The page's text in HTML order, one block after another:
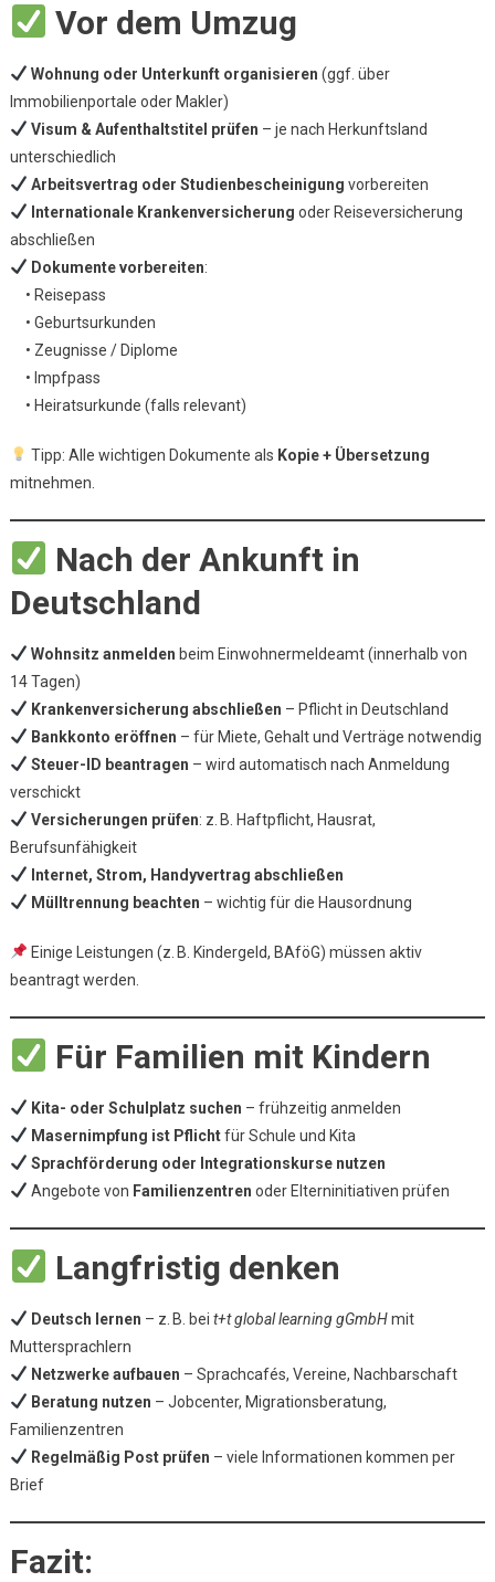
Vor dem Umzug
Wohnung oder Unterkunft organisieren (ggf. über
Immobilienportale oder Makler)
Visum & Aufenthaltstitel prüfen – je nach Herkunftsland
unterschiedlich
Arbeitsvertrag oder Studienbescheinigung vorbereiten
Internationale Krankenversicherung oder Reiseversicherung
abschließen
Dokumente vorbereiten:
• Reisepass
• Geburtsurkunden
• Zeugnisse / Diplome
• Impfpass
• Heiratsurkunde (falls relevant)
Tipp: Alle wichtigen Dokumente als Kopie + Übersetzung
mitnehmen.
Nach der Ankunft in
Deutschland
Wohnsitz anmelden beim Einwohnermeldeamt (innerhalb von
14 Tagen)
Krankenversicherung abschließen – Pflicht in Deutschland
Bankkonto eröffnen – für Miete, Gehalt und Verträge notwendig
Steuer-ID beantragen – wird automatisch nach Anmeldung
verschickt
Versicherungen prüfen: z. B. Haftpflicht, Hausrat,
Berufsunfähigkeit
Internet, Strom, Handyvertrag abschließen
Mülltrennung beachten – wichtig für die Hausordnung
Einige Leistungen (z. B. Kindergeld, BAföG) müssen aktiv
beantragt werden.
Für Familien mit Kindern
Kita- oder Schulplatz suchen – frühzeitig anmelden
Masernimpfung ist Pflichtfür Schule und Kita
Sprachförderung oder Integrationskurse nutzen
Angebote von Familienzentren oder Elterninitiativen prüfen
Langfristig denken
Deutsch lernen – z. B. bei t+t global learning gGmbHmit
Muttersprachlern
Netzwerke aufbauen – Sprachcafés, Vereine, Nachbarschaft
Beratung nutzen – Jobcenter, Migrationsberatung,
Familienzentren
Regelmäßig Post prüfen – viele Informationen kommen per
Brief
Fazit: